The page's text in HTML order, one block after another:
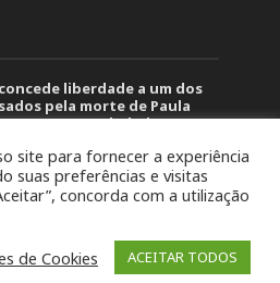
concede liberdade a um dos
pela morte de Paula
Portes em Soledade
Civil prende dois
por duplo
em Barros Cassal
de rochas bloqueará
da BR-386 em Soledade
sexta-feira (7)
site para fornecer a experiência
suas preferências e visitas
concorda com a utilização
de Cookies ACEITAR TODOS